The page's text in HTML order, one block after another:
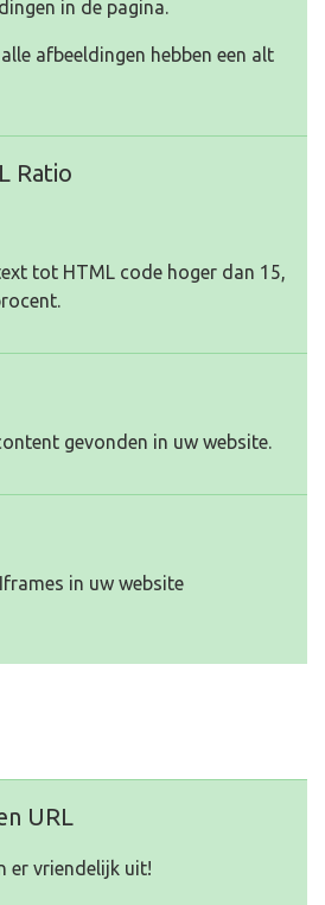
in de pagina.
afbeeldingen hebben een alt
Ratio
tot HTML code hoger dan 15,
gevonden in uw website.
in uw website
URL
er vriendelijk uit!